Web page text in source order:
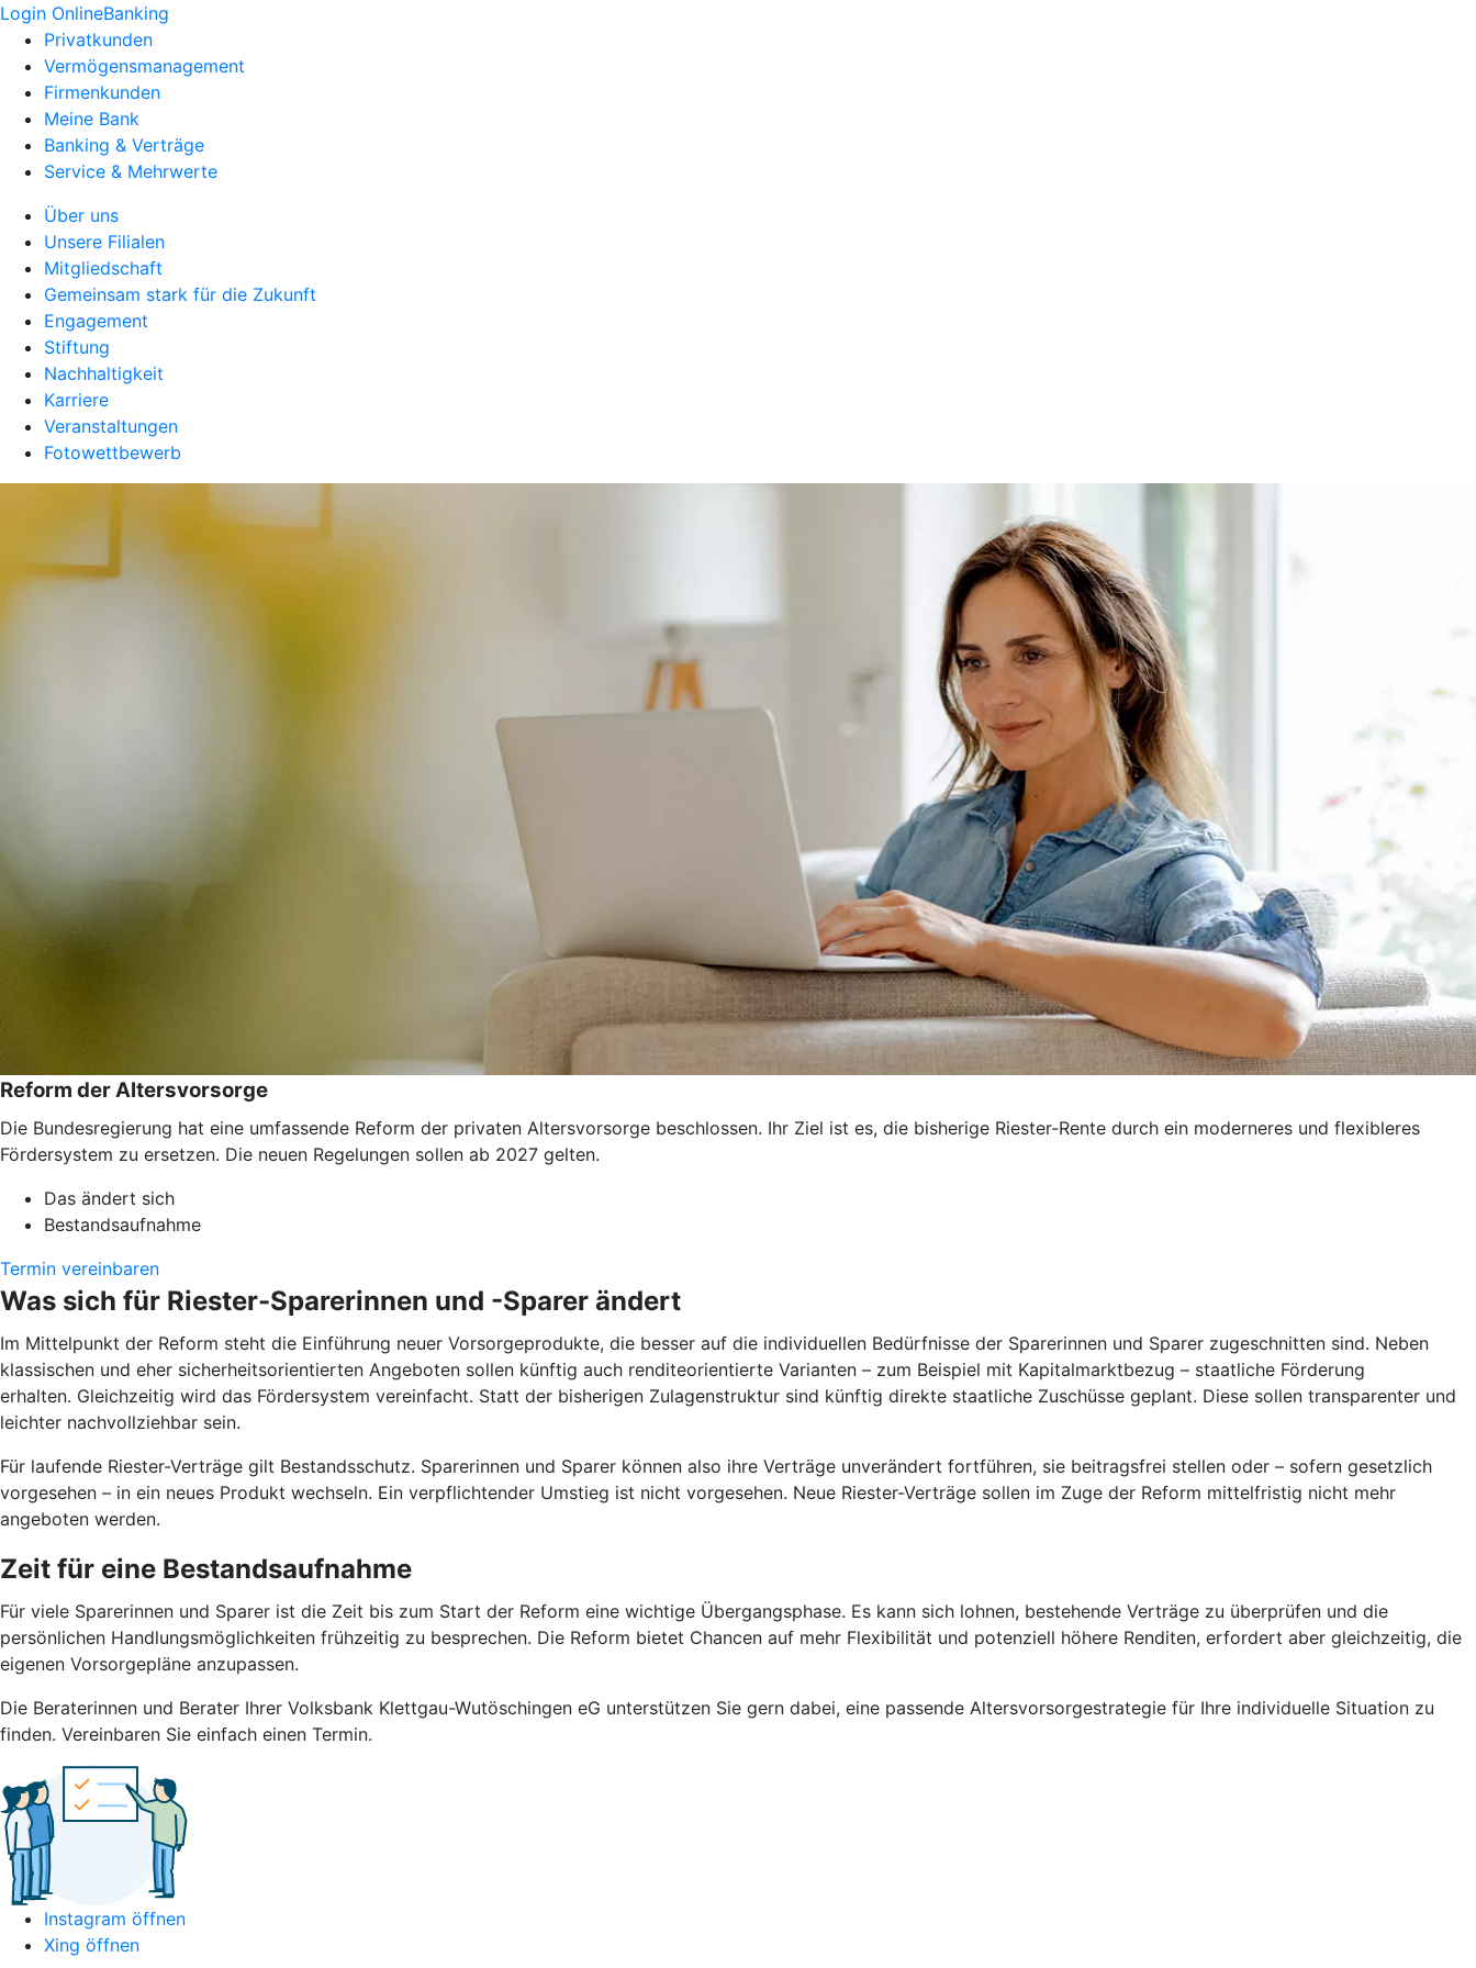
Login OnlineBanking
Privatkunden
Vermögensmanagement
Firmenkunden
Meine Bank
Banking & Verträge
Service & Mehrwerte
Über uns
Unsere Filialen
Mitgliedschaft
Gemeinsam stark für die Zukunft
Engagement
Stiftung
Nachhaltigkeit
Karriere
Veranstaltungen
Fotowettbewerb
Reform der Altersvorsorge
Die Bundesregierung hat eine umfassende Reform der privaten Altersvorsorge beschlossen. Ihr Ziel ist es, die bisherige Riester-Rente durch ein moderneres und flexibleres
Fördersystem zu ersetzen. Die neuen Regelungen sollen ab 2027 gelten.
Das ändert sich
Bestandsaufnahme
Termin vereinbaren
Was sich für Riester-Sparerinnen und -Sparer ändert
Im Mittelpunkt der Reform steht die Einführung neuer Vorsorgeprodukte, die besser auf die individuellen Bedürfnisse der Sparerinnen und Sparer zugeschnitten sind. Neben
klassischen und eher sicherheitsorientierten Angeboten sollen künftig auch renditeorientierte Varianten – zum Beispiel mit Kapitalmarktbezug – staatliche Förderung
erhalten. Gleichzeitig wird das Fördersystem vereinfacht. Statt der bisherigen Zulagenstruktur sind künftig direkte staatliche Zuschüsse geplant. Diese sollen transparenter und
leichter nachvollziehbar sein.
Für laufende Riester-Verträge gilt Bestandsschutz. Sparerinnen und Sparer können also ihre Verträge unverändert fortführen, sie beitragsfrei stellen oder – sofern gesetzlich
vorgesehen – in ein neues Produkt wechseln. Ein verpflichtender Umstieg ist nicht vorgesehen. Neue Riester-Verträge sollen im Zuge der Reform mittelfristig nicht mehr
angeboten werden.
Zeit für eine Bestandsaufnahme
Für viele Sparerinnen und Sparer ist die Zeit bis zum Start der Reform eine wichtige Übergangsphase. Es kann sich lohnen, bestehende Verträge zu überprüfen und die
persönlichen Handlungsmöglichkeiten frühzeitig zu besprechen. Die Reform bietet Chancen auf mehr Flexibilität und potenziell höhere Renditen, erfordert aber gleichzeitig, die
eigenen Vorsorgepläne anzupassen.
Die Beraterinnen und Berater Ihrer Volksbank Klettgau-Wutöschingen eG unterstützen Sie gern dabei, eine passende Altersvorsorgestrategie für Ihre individuelle Situation zu
finden. Vereinbaren Sie einfach einen Termin.
Instagram öffnen
Xing öffnen